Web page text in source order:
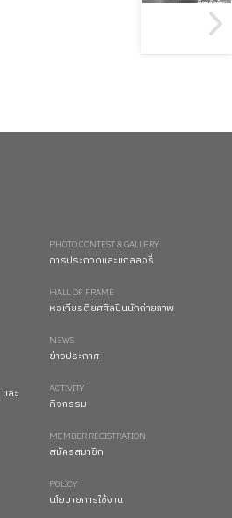
ละ
PHOTO CONTEST & GALLERY
การประกวดและแกลลอรี่
HALL OF FRAME
หอเกียรติยศศิลปินนักถ่ายภาพ
NEWS
ข่าวประกาศ
ACTIVITY
กิจกรรม
MEMBER REGISTRATION
สมัครสมาชิก
POLICY
นโยบายการใช้งาน